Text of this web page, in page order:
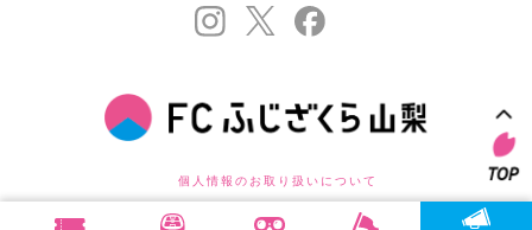
個人情報のお取り扱いについて